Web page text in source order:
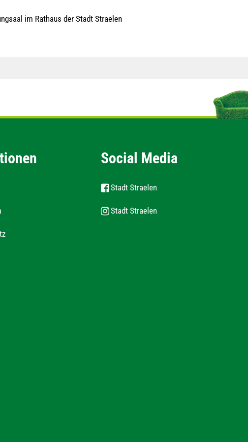
im Rathaus der Stadt Straelen
Social Media
Stadt Straelen
Stadt Straelen